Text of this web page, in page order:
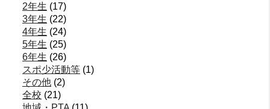
2年生 (17)
3年生 (22)
4年生 (24)
5年生 (25)
6年生 (26)
スポ少活動等 (1)
その他 (2)
全校 (21)